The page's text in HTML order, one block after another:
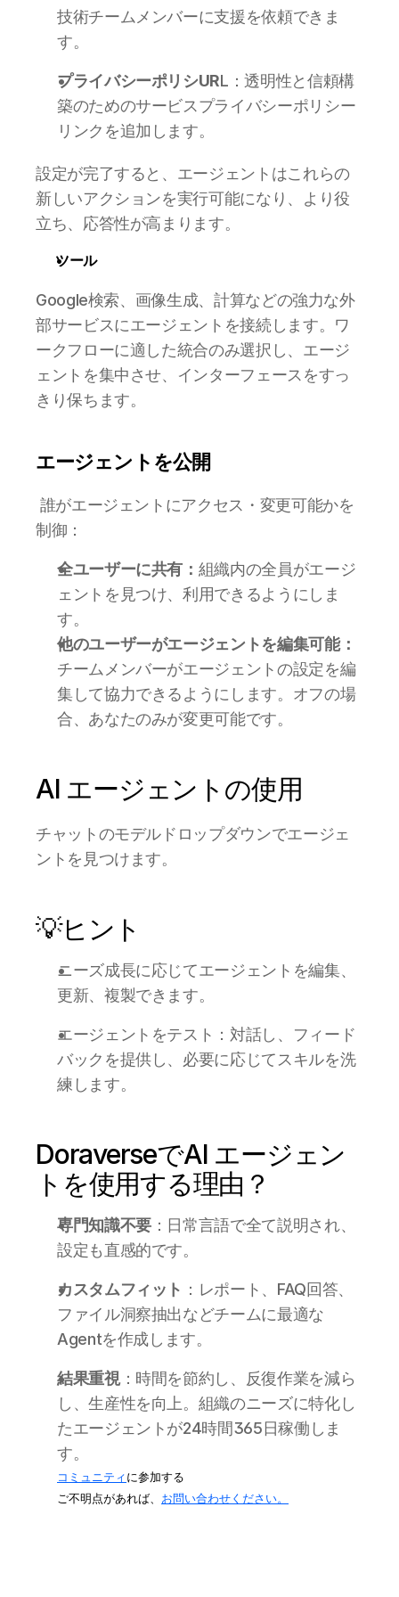
技術チームメンバーに支援を依頼できま
す。
プライバシーポリシURL：透明性と信頼構
築のためのサービスプライバシーポリシー
リンクを追加します。
設定が完了すると、エージェントはこれらの
新しいアクションを実行可能になり、より役
立ち、応答性が高まります。
ツール
Google検索、画像生成、計算などの強力な外
部サービスにエージェントを接続します。ワ
ークフローに適した統合のみ選択し、エージ
ェントを集中させ、インターフェースをすっ
きり保ちます。
エージェントを公開
制御：
全ユーザーに共有： 組織内の全員がエージ
ェントを見つけ、利用できるようにしま
す。
他のユーザーがエージェントを編集可能：
チームメンバーがエージェントの設定を編
集して協力できるようにします。オフの場
合、あなたのみが変更可能です。
AI エージェントの使用
チャットのモデルドロップダウンでエージェ
ントを見つけます。
💡ヒント
ニーズ成長に応じてエージェントを編集、
更新、複製できます。
エージェントをテスト：対話し、フィード
バックを提供し、必要に応じてスキルを洗
練します。
DoraverseでAI エージェン
トを使用する理由？
専門知識不要：日常言語で全て説明され、
設定も直感的です。
カスタムフィット ：レポート、FAQ回答、
ファイル洞察抽出などチームに最適な
Agentを作成します。
結果重視：時間を節約し、反復作業を減ら
し、生産性を向上。組織のニーズに特化し
たエージェントが24時間365日稼働しま
す。
コミュニティに参加する
ご不明点があれば、 お問い合わせください。